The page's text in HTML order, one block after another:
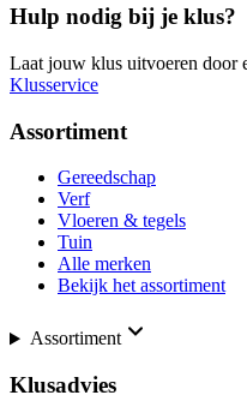
Hulp nodig bij je klus?
Laat jouw klus uitvoeren door
Klusservice
Assortiment
Gereedschap
Verf
Vloeren & tegels
Tuin
Alle merken
Bekijk het assortiment
Assortiment
Klusadvies